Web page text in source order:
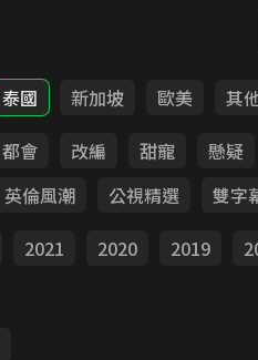
泰國 新加坡 歐美
其
都會 改編 甜寵 懸疑
英倫風潮 公視精選
雙字
2021 2020 2019